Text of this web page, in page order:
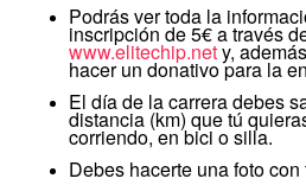
Podrás ver toda la
inscripción de 5€ a través
www.elitechip.nety,
hacer un donativo para la
El día de la carrera debes
distancia (km) que tú
corriendo, en bici o silla.
Debes hacerte una foto con